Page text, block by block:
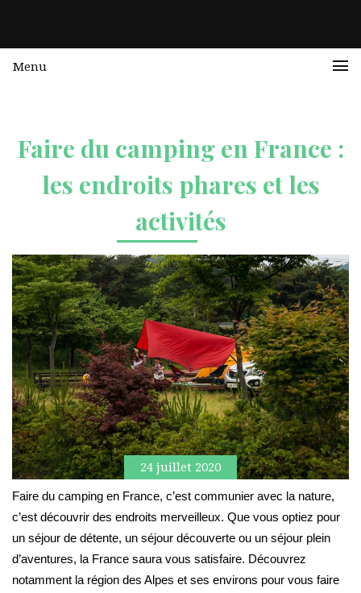
Menu
Faire du camping en France :
les endroits phares et les
activités
24 juillet 2020
Faire du camping en France, c’est communier avec la nature,
c’est découvrir des endroits merveilleux. Que vous optiez pour
un séjour de détente, un séjour découverte ou un séjour plein
d’aventures, la France saura vous satisfaire. Découvrez
notamment la région des Alpes et ses environs pour vous faire